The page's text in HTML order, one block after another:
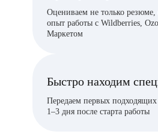
Оцениваем не только
опыт работы с Wildberries,
Маркетом
Быстро находим
Передаем первых подходящих
1–3 дня после старта работы